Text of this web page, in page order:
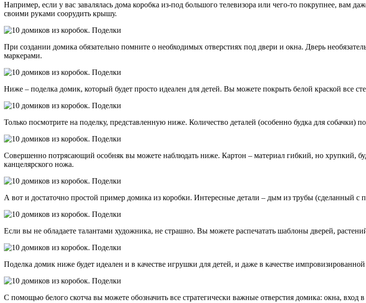
Например, если у вас завалялась дома коробка из-под большого телевизора или чего-то покрупнее, вам
своими руками соорудить крышу.
При создании домика обязательно помните о необходимых отверстиях под двери и окна. Дверь
маркерами.
Ниже – поделка домик, который будет просто идеален для детей. Вы можете покрыть белой краской все
Только посмотрите на поделку, представленную ниже. Количество деталей (особенно будка для собачки)
Совершенно потрясающий особняк вы можете наблюдать ниже. Картон – материал гибкий, но хрупкий,
канцелярского ножа.
А вот и достаточно простой пример домика из коробки. Интересные детали – дым из трубы (сделанный
Если вы не обладаете талантами художника, не страшно. Вы можете распечатать шаблоны дверей,
Поделка домик ниже будет идеален и в качестве игрушки для детей, и даже в качестве
С помощью белого скотча вы можете обозначить все стратегически важные отверстия домика: окна, вход